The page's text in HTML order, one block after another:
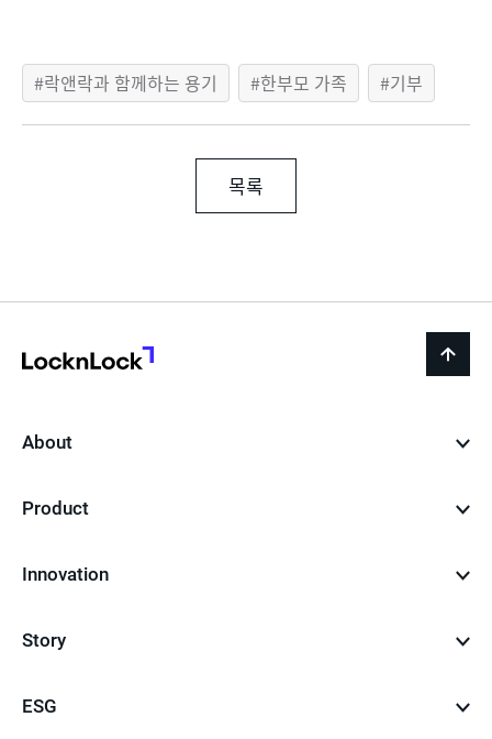
락앤락과 함께하는 용기 한부모 가족 기부
목록
back
About
Product
Innovation
Story
ESG